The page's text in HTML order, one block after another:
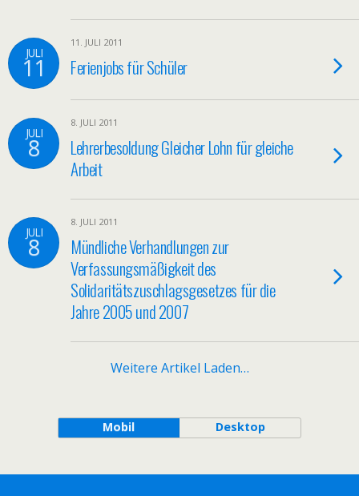
JULI
11
11. JULI 2011
Ferienjobs für Schüler
JULI
8
8. JULI 2011
Lehrerbesoldung Gleicher Lohn für gleiche
Arbeit
JULI
8
8. JULI 2011
Mündliche Verhandlungen zur
Verfassungsmäßigkeit des
Solidaritätszuschlagsgesetzes für die
Jahre 2005 und 2007
Weitere Artikel Laden…
Mobil Desktop